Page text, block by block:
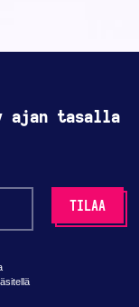
ajan tasalla